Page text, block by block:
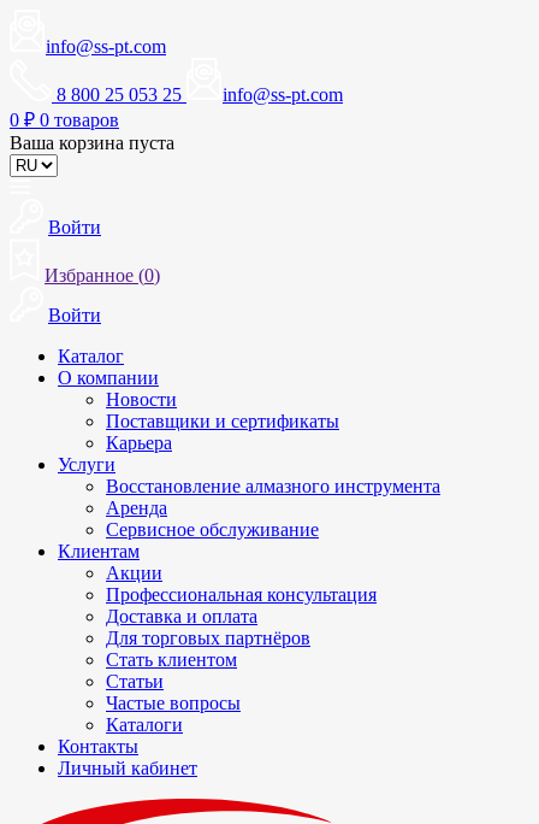
info@ss-pt.com
8 800 25 053 25
info@ss-pt.com
0 ₽ 0 товаров
Ваша корзина пуста
Войти
Избранное (0)
Войти
Каталог
О компании
Новости
Поставщики и сертификаты
Карьера
Услуги
Восстановление алмазного инструмента
Аренда
Сервисное обслуживание
Клиентам
Акции
Профессиональная консультация
Доставка и оплата
Для торговых партнёров
Стать клиентом
Статьи
Частые вопросы
Каталоги
Контакты
Личный кабинет